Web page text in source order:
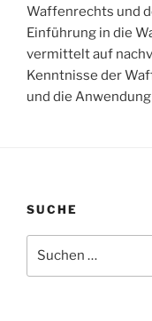
Waffenrechts und
Einführung in die
vermittelt auf
Kenntnisse der
und die
SUCHE
nach: